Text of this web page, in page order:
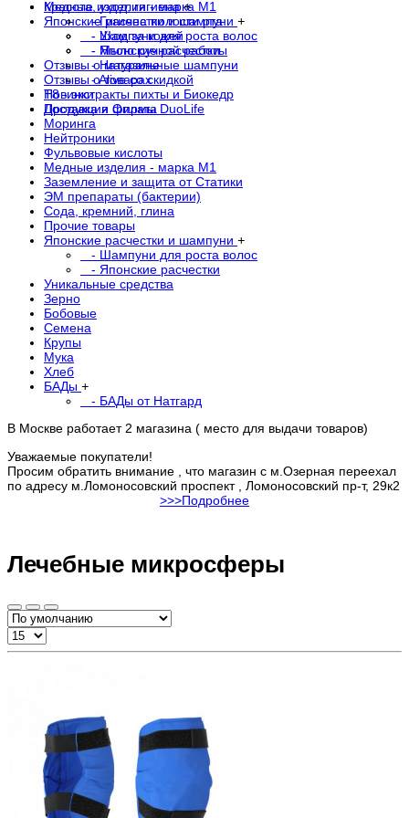
Медные изделия - марка М1
Японские расчестки и шампуни +
- Шампуни для роста волос
- Японские расчестки
Отзывы о магазине
Отзывы о товарах
Новинки
Доставка и Оплата
Красота, уход, гигиена+
- Гигиена полости рта
- Уход за кожей
- Мыло ручной работы
- Натуральные шампуни
- Alive со скидкой
Т8 - экстракты пихты и Биокедр
Продукция фирмы DuoLife
Моринга
Нейтроники
Фульвовые кислоты
Медные изделия - марка М1
Заземление и защита от Статики
ЭМ препараты (бактерии)
Сода, кремний, глина
Прочие товары
Японские расчестки и шампуни +
- Шампуни для роста волос
- Японские расчестки
Уникальные средства
Зерно
Бобовые
Семена
Крупы
Мука
Хлеб
БАДы +
- БАДы от Натгард
В Москве работает 2 магазина ( место для выдачи товаров)
Уважаемые покупатели!
Просим обратить внимание , что магазин с м.Озерная переехал
по адресу м.Ломоносовский проспект , Ломоносовский пр-т, 29к2
>>>Подробнее
Лечебные микросферы